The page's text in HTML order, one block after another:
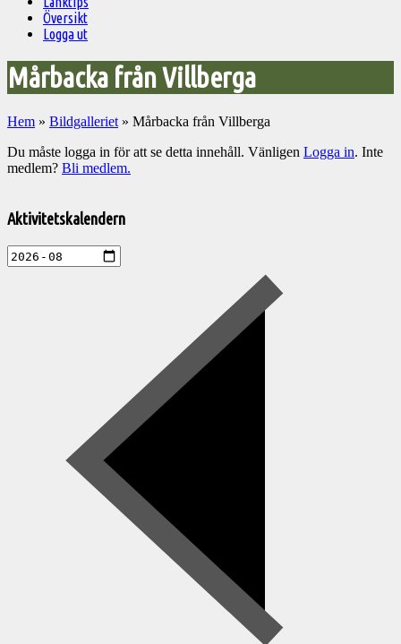
Översikt
Logga ut
Mårbacka från Villberga
Hem » Bildgalleriet » Mårbacka från Villberga
Du måste logga in för att se detta innehåll. Vänligen Logga in. Inte
medlem? Bli medlem.
till
aktiviteter
Aktivitetskalendern